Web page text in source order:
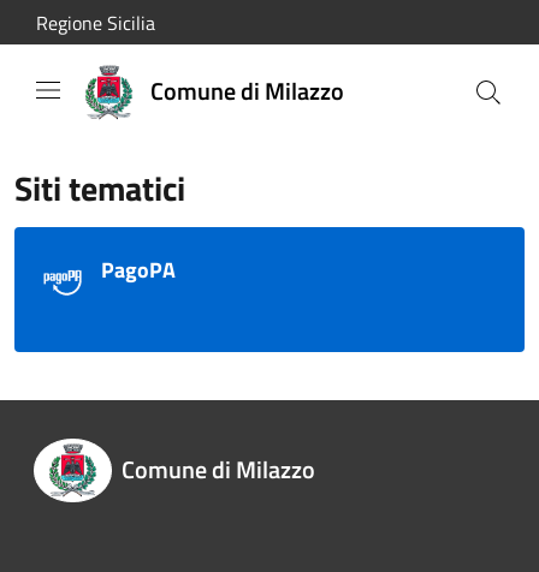
Salta al contenuto principale
Regione Sicilia
Comune di Milazzo
Siti tematici
PagoPA
Comune di Milazzo